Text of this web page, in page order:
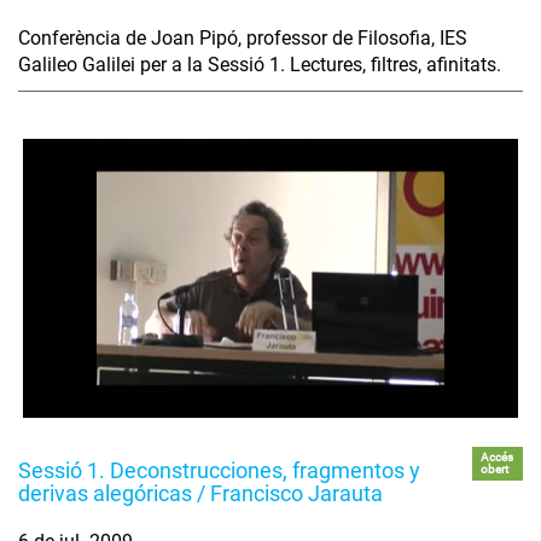
Conferència de Joan Pipó, professor de Filosofia, IES
Galileo Galilei per a la Sessió 1. Lectures, filtres, afinitats.
Sessió 1. Deconstrucciones, fragmentos y
derivas alegóricas / Francisco Jarauta
Accés
obert